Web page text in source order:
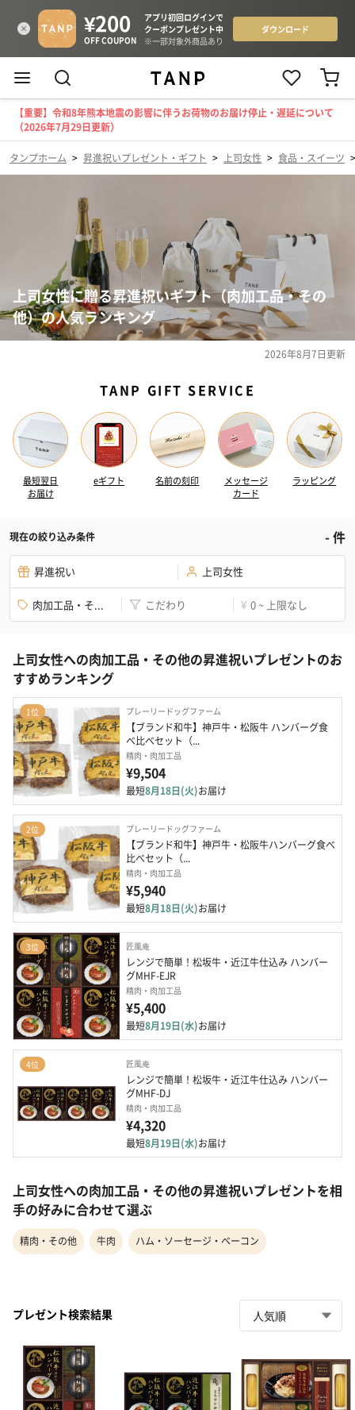
【重要】令和8年熊本地震の影響に伴うお荷物のお届け停止・遅延について
（2026年7月29日更新）
タンプホーム > 昇進祝いプレゼント・ギフト > 上司女性 > 食品・スイーツ
上司女性に贈る昇進祝いギフト（肉加工品・その
他）の人気ランキング
2026年8月7日更新
TANP GIFT SERVICE
最短翌日
お届け
eギフト 名前の刻印
メッセージ
カード
ラッピング
現在の絞り込み条件 -件
昇進祝い 上司女性
肉加工品・そ... こだわり ¥ 0 ~ 上限なし
上司女性への肉加工品・その他の昇進祝いプレゼントのお
すすめランキング
1位 プレーリードッグファーム
【ブランド和牛】神戸牛・松阪牛 ハンバーグ食
べ比べセット（...
精肉・肉加工品
¥9,504
最短8月18日(火)お届け
2位 プレーリードッグファーム
【ブランド和牛】神戸牛・松阪牛ハンバーグ食べ
比べセット（...
精肉・肉加工品
¥5,940
最短8月18日(火)お届け
3位 匠風庵
レンジで簡単！松坂牛・近江牛仕込み ハンバー
グMHF-EJR
精肉・肉加工品
¥5,400
最短8月19日(水)お届け
4位 匠風庵
レンジで簡単！松坂牛・近江牛仕込み ハンバー
グMHF-DJ
精肉・肉加工品
¥4,320
最短8月19日(水)お届け
上司女性への肉加工品・その他の昇進祝いプレゼントを相
手の好みに合わせて選ぶ
精肉・その他 牛肉 ハム・ソーセージ・ベーコン
プレゼント検索結果